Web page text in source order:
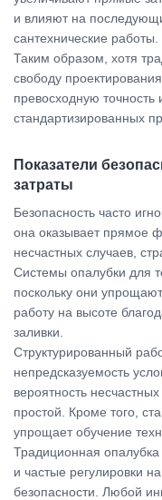
и влияют на
сантехнические работы.
Таким образом, хотя
свободу
превосходную
стандартизированных
Показатели
затраты
Безопасность часто
она оказывает прямое
несчастных случаев,
Системы опалубки для
поскольку они
работу на высоте
заливки.
Структурированный
непредсказуемость
вероятность
простой. Кроме того,
упрощает обучение
Традиционная
и частые регулировки
безопасности. Любой